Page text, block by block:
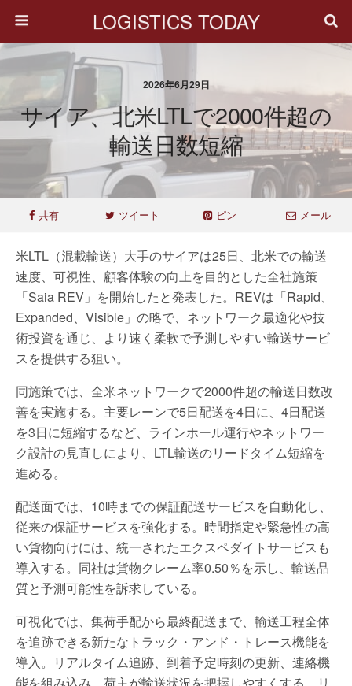
LOGISTICS TODAY
2026年6月29日
サイア、北米LTLで2000件超の
輸送日数短縮
共有 ツイート ピン メール
米LTL（混載輸送）大手のサイアは25日、北米での輸送
速度、可視性、顧客体験の向上を目的とした全社施策
「Saia REV」を開始したと発表した。REVは「Rapid、
Expanded、Visible」の略で、ネットワーク最適化や技
術投資を通じ、より速く柔軟で予測しやすい輸送サービ
スを提供する狙い。
同施策では、全米ネットワークで2000件超の輸送日数改
善を実施する。主要レーンで5日配送を4日に、4日配送
を3日に短縮するなど、ラインホール運行やネットワー
ク設計の見直しにより、LTL輸送のリードタイム短縮を
進める。
配送面では、10時までの保証配送サービスを自動化し、
従来の保証サービスを強化する。時間指定や緊急性の高
い貨物向けには、統一されたエクスペダイトサービスも
導入する。同社は貨物クレーム率0.50％を示し、輸送品
質と予測可能性を訴求している。
可視化では、集荷手配から最終配送まで、輸送工程全体
を追跡できる新たなトラック・アンド・トレース機能を
導入。リアルタイム追跡、到着予定時刻の更新、連絡機